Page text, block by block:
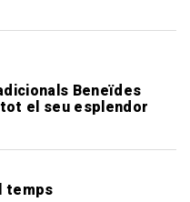
Beneïdes
el seu esplendor
temps